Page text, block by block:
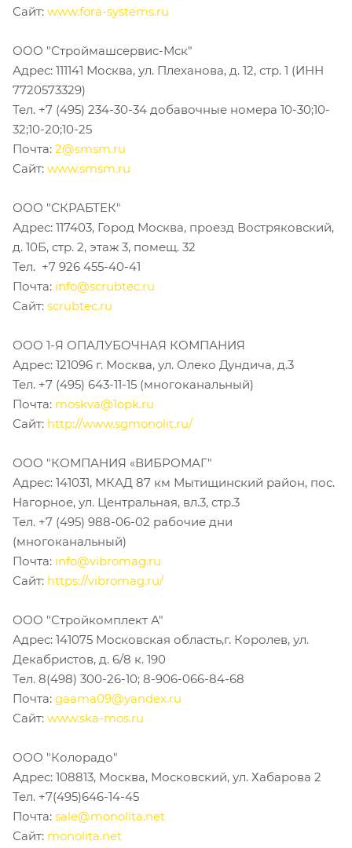
Сайт: www.fora-systems.ru
ООО "Строймашсервис-Мск"
Адрес: 111141 Москва, ул. Плеханова, д. 12, стр. 1 (ИНН
7720573329)
Тел. +7 (495) 234-30-34 добавочные номера 10-30;10-
32;10-20;10-25
Почта: 2@smsm.ru
Сайт: www.smsm.ru
ООО "СКРАБТЕК"
Адрес: 117403, Город Москва, проезд Востряковский,
д. 10Б, стр. 2, этаж 3, помещ. 32
Тел. +7 926 455-40-41
Почта: info@scrubtec.ru
Сайт: scrubtec.ru
ООО 1-Я ОПАЛУБОЧНАЯ КОМПАНИЯ
Адрес: 121096 г. Москва, ул. Олеко Дундича, д.3
Тел. +7 (495) 643-11-15 (многоканальный)
Почта: moskva@1opk.ru
Сайт: http://www.sgmonolit.ru/
ООО "КОМПАНИЯ «ВИБРОМАГ"
Адрес: 141031, МКАД 87 км Мытищинский район, пос.
Нагорное, ул. Центральная, вл.3, стр.3
Тел. +7 (495) 988-06-02 рабочие дни
(многоканальный)
Почта: info@vibromag.ru
Сайт: https://vibromag.ru/
ООО "Стройкомплект А"
Адрес: 141075 Московская область,г. Королев, ул.
Декабристов, д. 6/8 к. 190
Тел. 8(498) 300-26-10; 8-906-066-84-68
Почта: gaama09@yandex.ru
Сайт: www.ska-mos.ru
ООО "Колорадо"
Адрес: 108813, Москва, Московский, ул. Хабарова 2
Тел. +7(495)646-14-45
Почта: sale@monolita.net
Сайт: monolita.net